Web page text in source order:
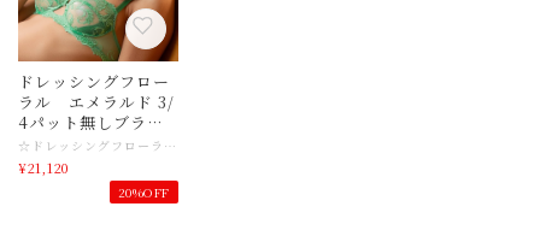
ドレッシングフロー
ラル エメラルド 3/
4パット無しブラ
ジャー 70Bサイズ
リズシャルメル
☆ドレッシングフローラル コレクション一覧はこちら https://www.slingerie.shop/categories/2666163 リズシャルメルのアイコニックラインドレッシングフローラルに春の到来をイメージした 新色エメラルドがシーズンカラーとして加わりました。 自然の再生にインスパイアされた爽快なエメラルドカラーは、私たちにエネルギーを感じさせます。陽氣で軽やかなカラーが肌を明るく照らし、ギピュールレースは繊細な透かし彫りで肌の上でエレガントに輪郭を描きます。 今シーズンは新しくキャミソールとフレアショーツが加わりました キャミソールはこのためだけに作られた特別なモチーフ。 ギピュール技法を用いて作られており透明感と軽さを兼ね備えバックスタイルを引き立てています。 着心地の良いストレッチシルクがなめらかな手触りと光沢の陰影で女性の曲線の美しさを強調しています。 エレガントな花の霞に包まれて。 上質なスパイダーチュールに施された花柄刺繍の抗いがたい洗練 ドレッシング・フローラル・コレクションの魅力に酔いしれてください。 パッドなしのブラは、フローラルな香りと魅力的なフレンチ・チャームであなたを魅了します。 アールデコにインスパイアされた厚めの花柄刺繍が時代を超越し、ソフトなスパイダーチュールが快適さをプラス。ドレッシング・フローラル・ランジェリーで、毎日軽やかな誘惑に包まれて。 【商品名】リズシャルメル ドレッシングフローラル エメラルド 3/4パットなしブラジャー （パット無し、一枚布ブラです） 【サイズ】 ブラ８５Bサイズ（３２B）➡日本７０BC目安 アンダーバスト ６８〜７２ トップバスト ８４〜８６日本サイズ目安 ☆サイズ感がご不明な場合は、どうぞ店舗へお問い合わせくださいませ 国産目安より、少しゆったりめです。 【素材】ポリエステル、ナイロン、ポリウレタン、コットン 【色】エメラルド 【ご注意事項】 インポート商品になりますので少しゆったりめです。 モニターの発色の具合によって実際のものと色が異なる場合がございます。 【その他商品説明】 フランスを代表する一流ブランド 【リズシャルメル】 目を見張るほどに繊細なレースは高貴な印象とステイタスを演出。 リズ シャルメル社は 1953 年にフランス第三の都市リヨンに創業しました。 商標である LISE CHARMEL(リズ シャルメル)の CHARMEL はフランス語の CHARME(シャルム:魅力、英語のチャーム)から生まれた造語。 LISE は創業者の愛する女性の名前でした。(彼女は創業者の夫人となりました) 1975 年に現在の社長である JacquesDAUMAL が経営者となりました。 以来現在に至るまでクリエイティブで着け心地がよく、 洗練されてエレガントでありながら手の届く範囲の価格帯の商品を提供すべく、 努力を重ねてきました。 フランスのオートクチュールの伝統に裏打ちされた高度な縫製テクニックに加えて、 常にモードの流れを意識し、 アウターの流行に連動したカラー、ショーツのカット、デザインを取り入れています。 パリのギャラリーラファイエット、プランタンデパートでは、 常に売上の 1、2 位を占めるフランスを代表するブランドです。 フランス国内での売上の 30%以上は男性によるものです。 バレンタインやクリスマスシーズンには多くの男性が パートナーの女性にリズシャルメルを贈っています。 プロフェッショナルの間でシャルメルが評価されているのは、 レースの開発力と細かいディテールに及ぶデザイン力です。 豪華なギピュールストレッチレース、モチーフの大きな多色使いのブロードレース、 プリントのマイクロチュールの上に刺繍したものなど、常に新しい表現を目指しています。 ショーツやストリングスのバック部分に至るまでデザイナーの細心の注意が払われています。 ヨーロッパの女性向けの下着メーカーとしては最大数のデザイナーを抱えています。 ブラジャー、ショーツ類とお揃いのスリップ、キャミソールなどのランジェリー、 部屋着、ニット類など幅広い商品を提案しています。
¥21,120
20%OFF